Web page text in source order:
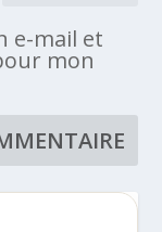
e-mail et
mon